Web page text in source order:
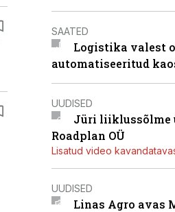
SAATED
Logistika valest
automatiseeritud
UUDISED
Jüri liiklussõlme
Roadplan OÜ
Lisatud video
UUDISED
Linas Agro avas